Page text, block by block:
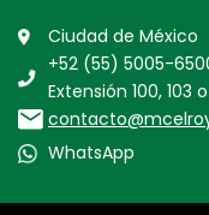
Ciudad de México
+52 (55) 5005-
Extensión 100, 103 o
WhatsApp